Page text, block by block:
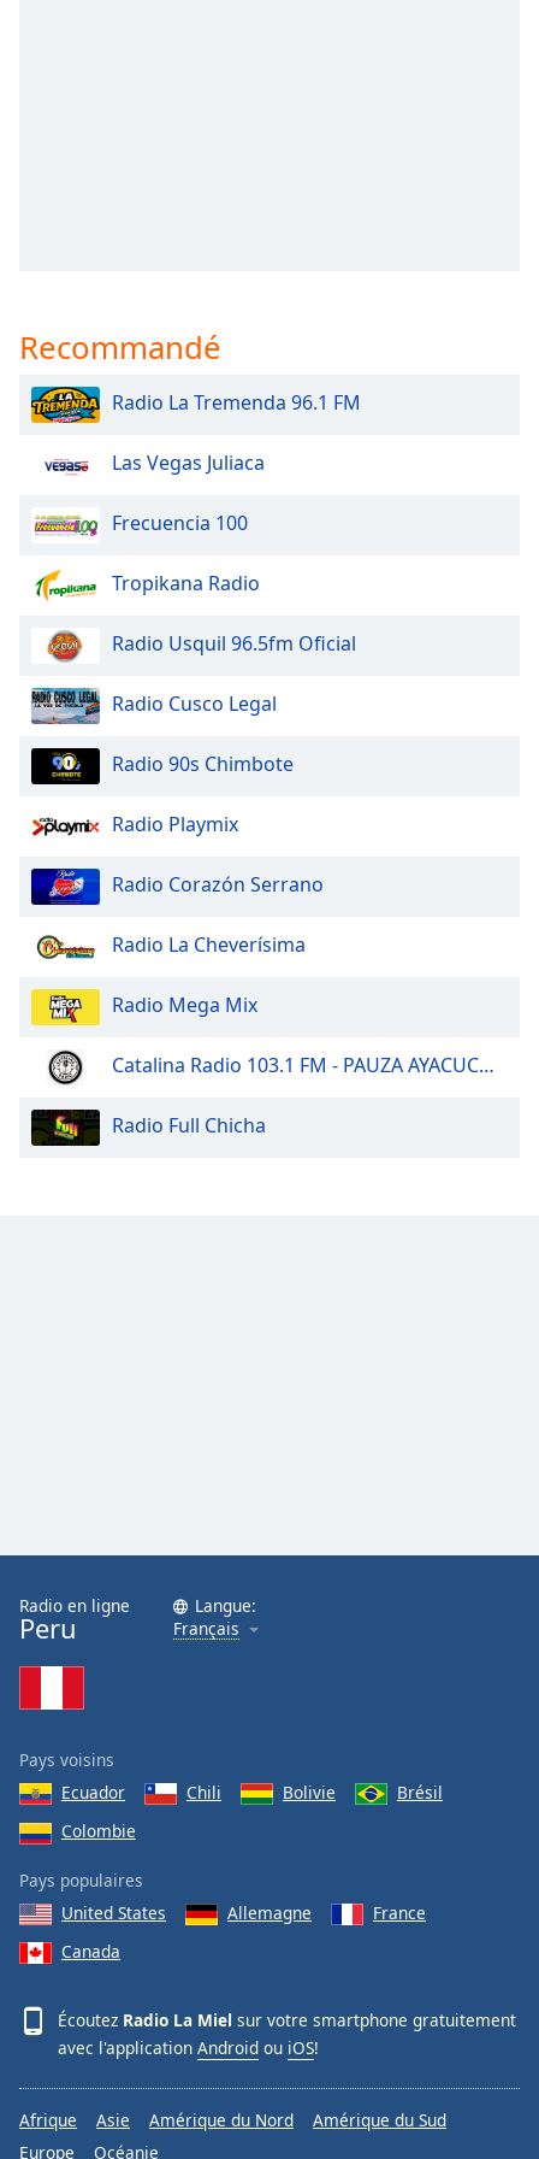
This
modal
window.
Escape
cancel
and
close
window.
Text
Text
Background
Opacity
Font
Family
Close
Modal
Dialog
End
dialog
window.
Recommandé
Radio La Tremenda 96.1 FM
Las Vegas Juliaca
Frecuencia 100
Tropikana Radio
Radio Usquil 96.5fm Oficial
Radio Cusco Legal
Radio 90s Chimbote
Radio Playmix
Radio Corazón Serrano
Radio La Cheverísima
Radio Mega Mix
Catalina Radio 103.1 FM - PAUZA AYACUCHO
Radio Full Chicha
Radio en ligne
Peru
Langue:
Français
Pays voisins
Ecuador
Chili Bolivie
Brésil
Colombie
Pays populaires
United States
Allemagne
France
Canada
Écoutez Radio La Miel sur votre smartphone gratuitement
avec l'application Android ou iOS!
Afrique Asie Amérique du Nord
Amérique du Sud
Europe
Océanie